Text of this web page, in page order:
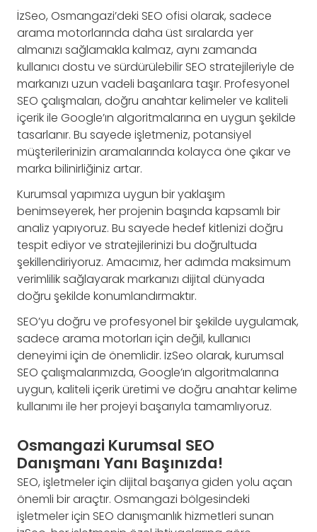
İzSeo, Osmangazi’deki SEO ofisi olarak, sadece
arama motorlarında daha üst sıralarda yer
almanızı sağlamakla kalmaz, aynı zamanda
kullanıcı dostu ve sürdürülebilir SEO stratejileriyle de
markanızı uzun vadeli başarılara taşır. Profesyonel
SEO çalışmaları, doğru anahtar kelimeler ve kaliteli
içerik ile Google’ın algoritmalarına en uygun şekilde
tasarlanır. Bu sayede işletmeniz, potansiyel
müşterilerinizin aramalarında kolayca öne çıkar ve
marka bilinirliğiniz artar.
Kurumsal yapımıza uygun bir yaklaşım
benimseyerek, her projenin başında kapsamlı bir
analiz yapıyoruz. Bu sayede hedef kitlenizi doğru
tespit ediyor ve stratejilerinizi bu doğrultuda
şekillendiriyoruz. Amacımız, her adımda maksimum
verimlilik sağlayarak markanızı dijital dünyada
doğru şekilde konumlandırmaktır.
SEO’yu doğru ve profesyonel bir şekilde uygulamak,
sadece arama motorları için değil, kullanıcı
deneyimi için de önemlidir. İzSeo olarak, kurumsal
SEO çalışmalarımızda, Google’ın algoritmalarına
uygun, kaliteli içerik üretimi ve doğru anahtar kelime
kullanımı ile her projeyi başarıyla tamamlıyoruz.
Osmangazi Kurumsal SEO
Danışmanı Yanı Başınızda!
SEO, işletmeler için dijital başarıya giden yolu açan
önemli bir araçtır. Osmangazi bölgesindeki
işletmeler için SEO danışmanlık hizmetleri sunan